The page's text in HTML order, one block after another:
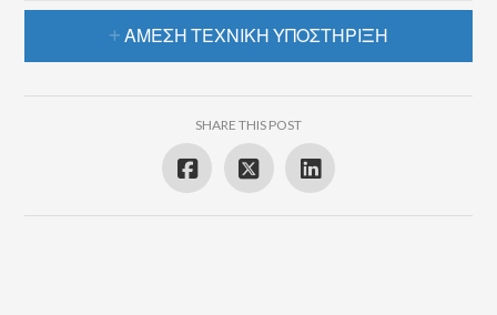
ΆΜΕΣΗ ΤΕΧΝΙΚΉ ΥΠΟΣΤΉΡΙΞΗ
SHARE THIS POST